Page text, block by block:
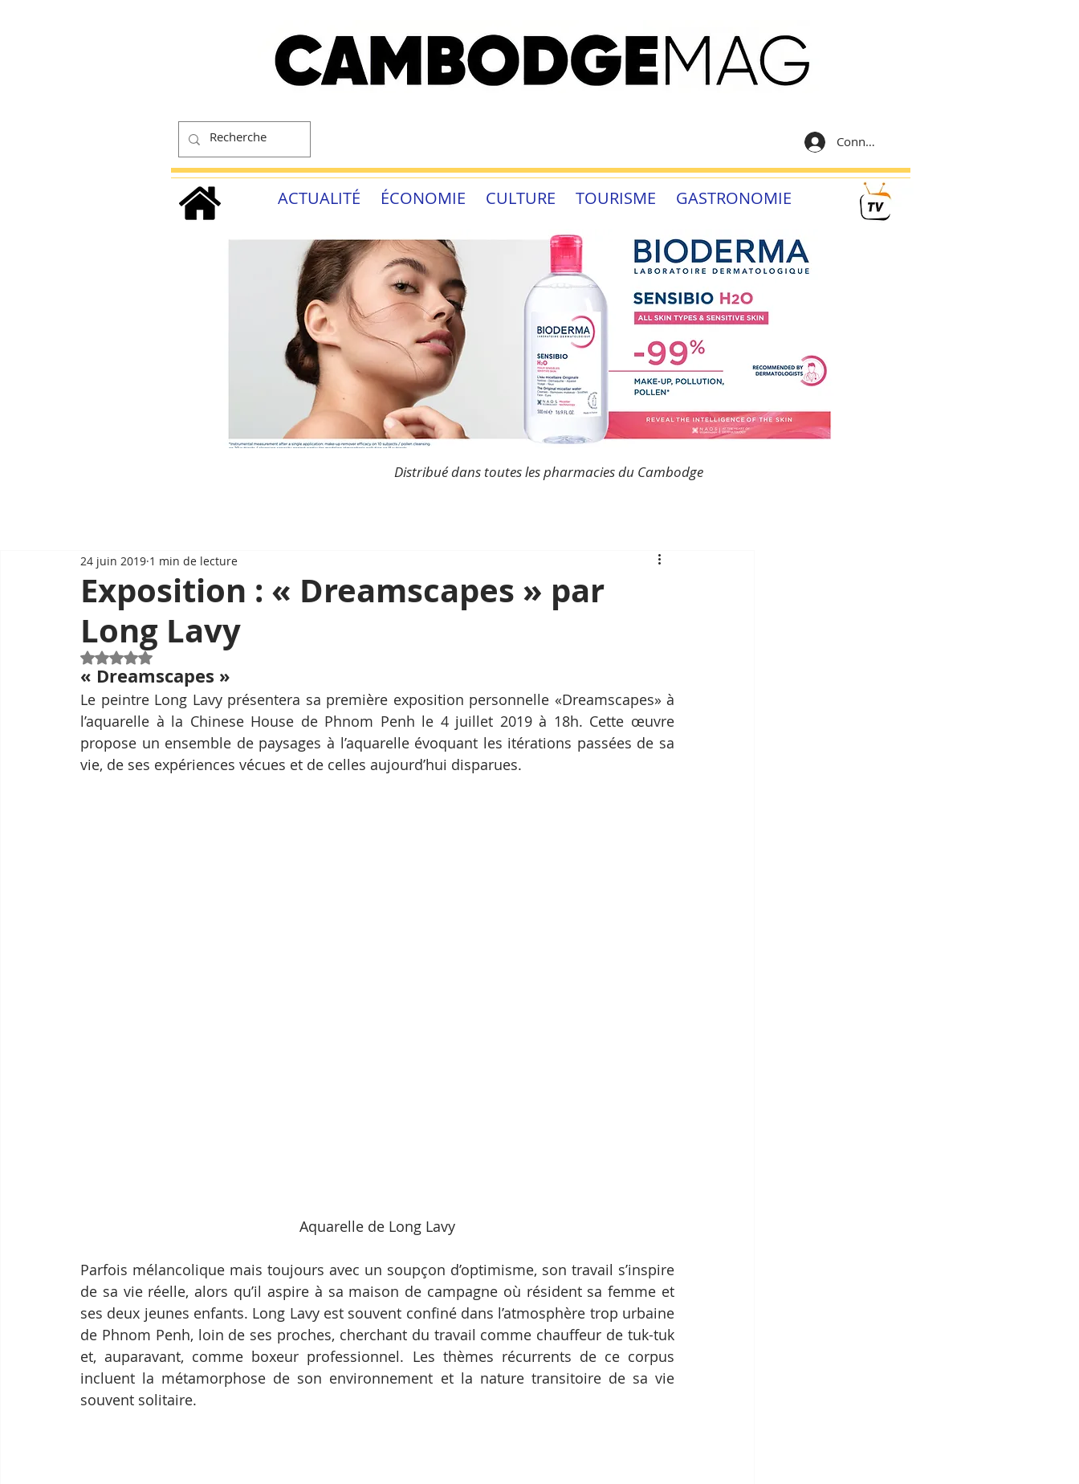
Connexion
ACTUALITÉ ÉCONOMIE CULTURE TOURISME GASTRONOMIE
Distribué dans toutes les pharmacies du Cambodge
Exposition : « Dreamscapes » par
Long Lavy
24 juin 2019 1 min de lecture
Noté NaN étoiles sur 5.
« Dreamscapes »
Le peintre Long Lavy présentera sa première exposition personnelle «Dreamscapes» à
l’aquarelle à la Chinese House de Phnom Penh le 4 juillet 2019 à 18h. Cette œuvre
propose un ensemble de paysages à l’aquarelle évoquant les itérations passées de sa
vie, de ses expériences vécues et de celles aujourd’hui disparues.
Aquarelle de Long Lavy
Parfois mélancolique mais toujours avec un soupçon d’optimisme, son travail s’inspire
de sa vie réelle, alors qu’il aspire à sa maison de campagne où résident sa femme et
ses deux jeunes enfants. Long Lavy est souvent confiné dans l’atmosphère trop urbaine
de Phnom Penh, loin de ses proches, cherchant du travail comme chauffeur de tuk-tuk
et, auparavant, comme boxeur professionnel. Les thèmes récurrents de ce corpus
incluent la métamorphose de son environnement et la nature transitoire de sa vie
souvent solitaire.